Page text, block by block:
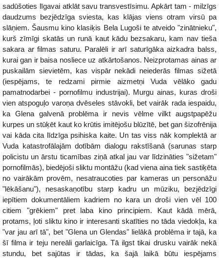
sadūšoties līgavai atklāt savu transvestīsimu. Apkārt tam - milzīgs
daudzums bezjēdzīga sviesta, kas klājas viens otram virsū pa
slāņiem. Šausmu kino klasiķis Bela Lugoši te atveido "zinātnieku",
kurš zīmīgi skatās un runā kaut kādu bezsakaru, kam nav tieša
sakara ar filmas saturu. Paralēli ir arī saturīgāka aizkadra balss,
kurai gan ir baisa nosliece uz atkārtošanos. Neizprotamas ainas ar
puskailām sievietēm, kas vispār nekādi neiederās filmas sižetā
(iespējams, te redzami pirmie aizmetņi Vuda vēlāko gadu
pamatnodarbei - pornofilmu industrijai). Murgu ainas, kuras droši
vien atspoguļo varoņa dvēseles stāvokli, bet vairāk rada iespaidu,
ka Glena galvenā problēma ir nevis vēlme vilkt augstpapēžu
kurpes un stūķēt kaut ko krūtis imitējošu blūzītē, bet gan šizofrēnija
vai kāda cita līdzīga psihiska kaite. Un tas viss nāk komplektā ar
Vuda katastrofālajām dotībām dialogu rakstīšanā (sarunas starp
policistu un ārstu ticamības ziņā atkal jau var līdzināties "sižetam"
pornofilmās), biedējoši sliktu montāžu (kad viena aina tiek sastiķēta
no vairākām provēm, nesatraucoties par kameras un personāžu
"lēkāšanu"), nesaskaņotību starp kadru un mūziku, bezjēdzīgi
iepītiem dokumentāliem kadriem no kara un droši vien vēl 100
citiem "grēkiem" pret laba kino principiem. Kaut kādā mērā,
protams, ļoti sliktu kino ir interesanti skatīties no tāda viedokļa, ka
"var jau arī tā", bet "Glena un Glendas" lielākā problēma ir tajā, ka
šī filma ir teju nereāli garlaicīga. Tā ilgst tikai drusku vairāk nekā
stundu, bet sajūtas ir tādas, ka šajā laikā būtu iespējams